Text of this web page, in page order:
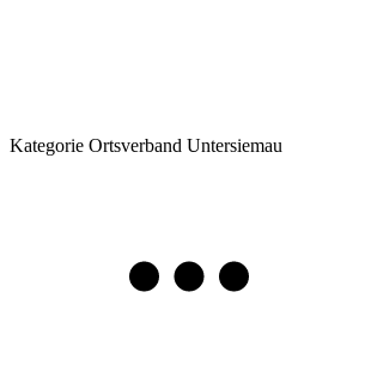
Kategorie Ortsverband Untersiemau